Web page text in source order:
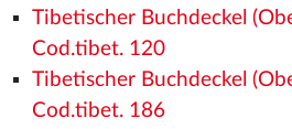
Tibetischer Buchdeckel
Cod.tibet. 120
Tibetischer Buchdeckel
Cod.tibet. 186